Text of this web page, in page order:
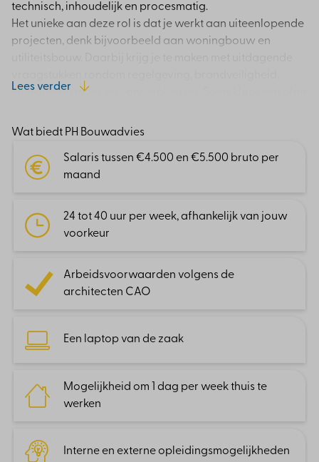
Lees verder
technisch, inhoudelijk en procesmatig.
Het unieke aan deze rol is dat je werkt aan uiteenlopende
projecten, denk bijvoorbeeld aan woningbouw en
energieprestaties en ontwerpkeuzes. Soms klopt een plan
analyseert, schakelt en komt met oplossingen die werken.
breed. Je bent niet alleen senior adviseur, maar ook
projectleider, sparringpartner en mentor voor collega’s.
die daarbij hoort.
Wat ga je doen?
bouwkundige ontwerpen, regelgeving en
energie-efficiënte oplossingen.
oplevering, inclusief eindverantwoordelijkheid.
Bouwwerken Leefomgeving (BBL).
energieprestaties.
Wat biedt PH Bouwadvies
Salaris tussen €4.500 en €5.500 bruto per
maand
24 tot 40 uur per week, afhankelijk van jouw
voorkeur
Arbeidsvoorwaarden volgens de
architecten CAO
Een laptop van de zaak
Mogelijkheid om 1 dag per week thuis te
werken
Interne en externe opleidingsmogelijkheden